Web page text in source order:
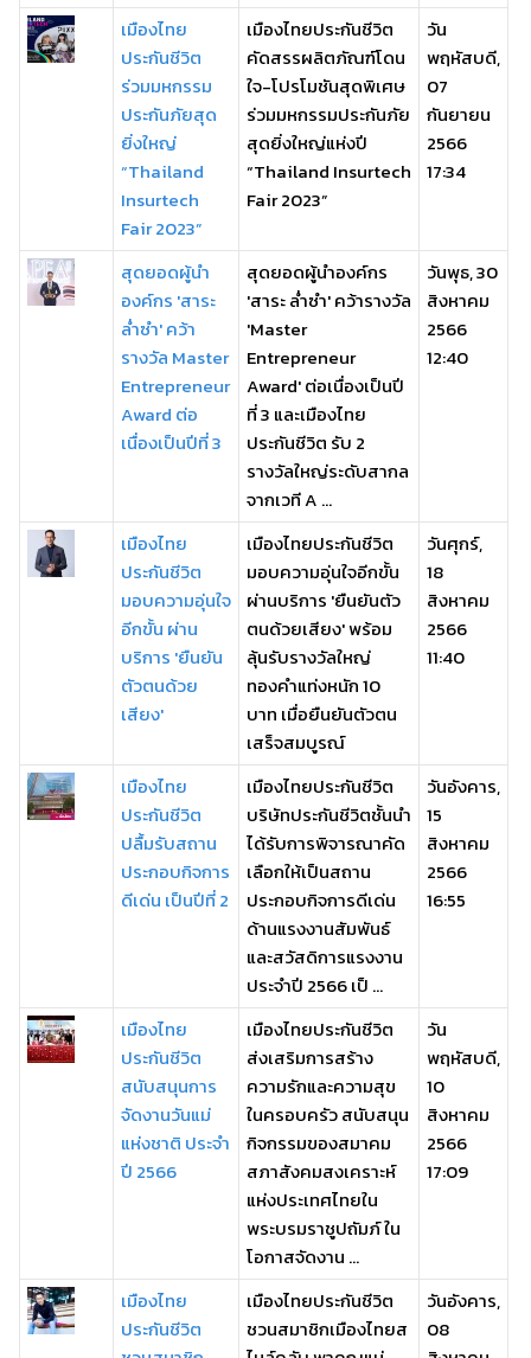
เมืองไทย
ประกันชีวิต
ร่วมมหกรรม
ประกันภัยสุด
ยิ่งใหญ่
“Thailand
Insurtech
Fair 2023”
เมืองไทยประกันชีวิต
คัดสรรผลิตภัณฑ์โดน
ใจ-โปรโมชันสุดพิเศษ
ร่วมมหกรรมประกันภัย
สุดยิ่งใหญ่แห่งปี
“Thailand Insurtech
Fair 2023”
วัน
พฤหัสบดี,
07
กันยายน
2566
17:34
สุดยอดผู้นำ
องค์กร 'สาระ
ล่ำซำ' คว้า
รางวัล Master
Entrepreneur
Award ต่อ
เนื่องเป็นปีที่ 3
สุดยอดผู้นำองค์กร
'สาระ ล่ำซำ' คว้ารางวัล
'Master
Entrepreneur
Award' ต่อเนื่องเป็นปี
ที่ 3 และเมืองไทย
ประกันชีวิต รับ 2
รางวัลใหญ่ระดับสากล
จากเวที A ...
วันพุธ, 30
สิงหาคม
2566
12:40
เมืองไทย
ประกันชีวิต
มอบความอุ่นใจ
อีกขั้น ผ่าน
บริการ 'ยืนยัน
ตัวตนด้วย
เสียง'
เมืองไทยประกันชีวิต
มอบความอุ่นใจอีกขั้น
ผ่านบริการ 'ยืนยันตัว
ตนด้วยเสียง' พร้อม
ลุ้นรับรางวัลใหญ่
ทองคำแท่งหนัก 10
บาท เมื่อยืนยันตัวตน
เสร็จสมบูรณ์
วันศุกร์,
18
สิงหาคม
2566
11:40
เมืองไทย
ประกันชีวิต
ปลื้มรับสถาน
ประกอบกิจการ
ดีเด่น เป็นปีที่ 2
เมืองไทยประกันชีวิต
บริษัทประกันชีวิตชั้นนำ
ได้รับการพิจารณาคัด
เลือกให้เป็นสถาน
ประกอบกิจการดีเด่น
ด้านแรงงานสัมพันธ์
และสวัสดิการแรงงาน
ประจำปี 2566 เป็ ...
วันอังคาร,
15
สิงหาคม
2566
16:55
เมืองไทย
ประกันชีวิต
สนับสนุนการ
จัดงานวันแม่
แห่งชาติ ประจำ
ปี 2566
เมืองไทยประกันชีวิต
ส่งเสริมการสร้าง
ความรักและความสุข
ในครอบครัว สนับสนุน
กิจกรรมของสมาคม
สภาสังคมสงเคราะห์
แห่งประเทศไทยใน
พระบรมราชูปถัมภ์ ใน
โอกาสจัดงาน ...
วัน
พฤหัสบดี,
10
สิงหาคม
2566
17:09
เมืองไทย
ประกันชีวิต
เมืองไทยประกันชีวิต
ชวนสมาชิกเมืองไทยส
วันอังคาร,
08